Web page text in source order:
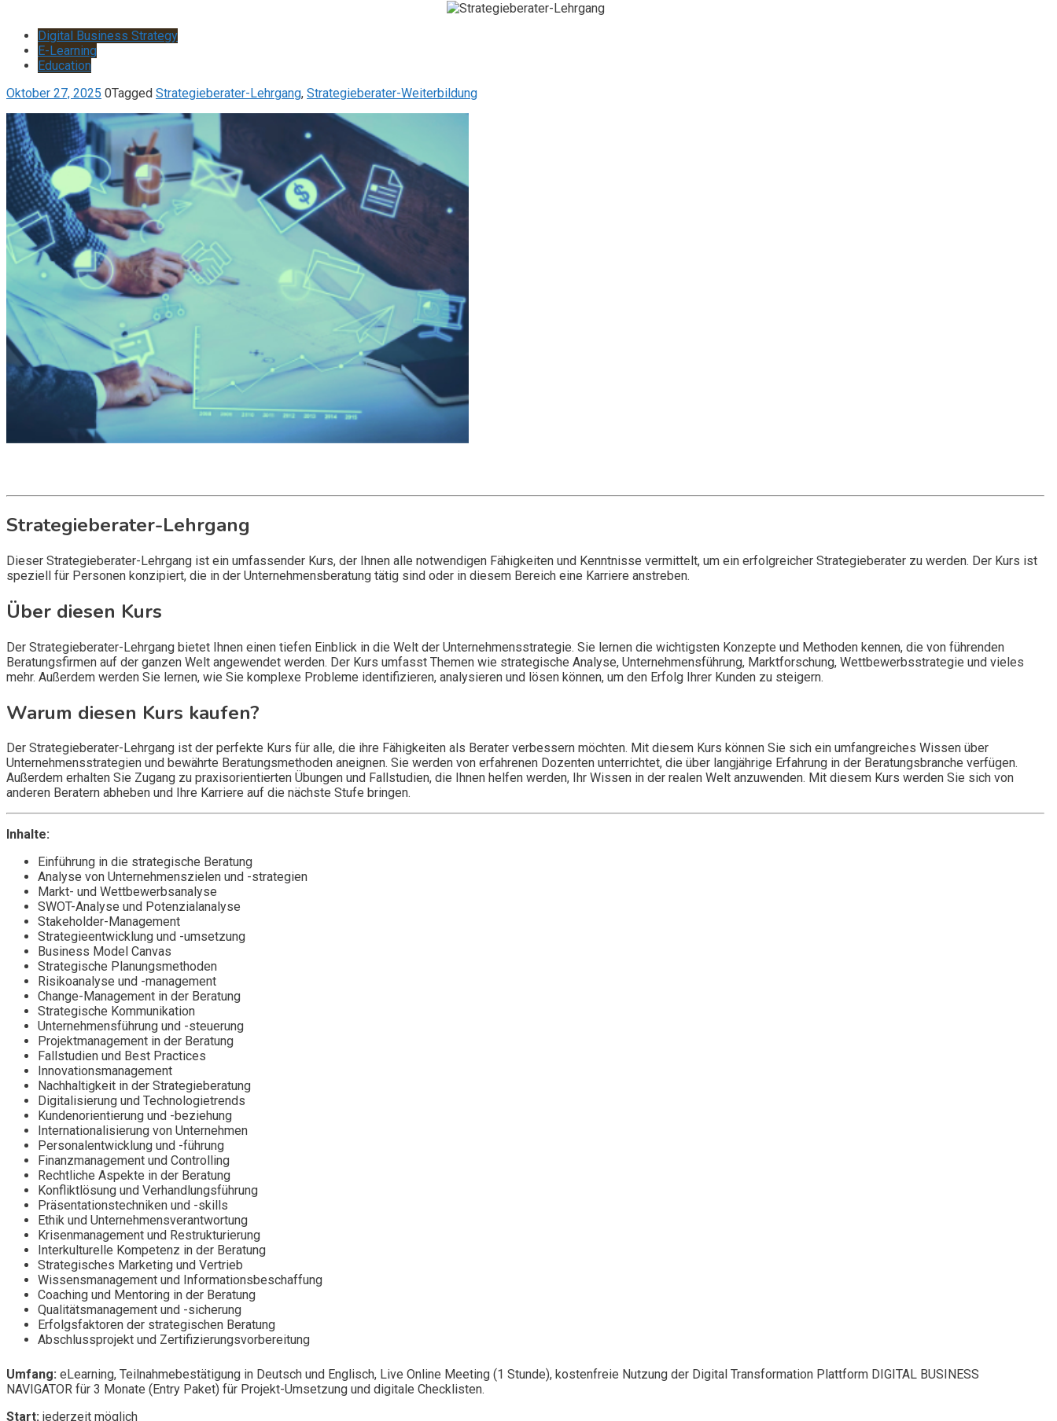
Digital Business Strategy
E-Learning
Education
Oktober 27, 2025 0Tagged Strategieberater-Lehrgang, Strategieberater-Weiterbildung
Strategieberater-Lehrgang
Dieser Strategieberater-Lehrgang ist ein umfassender Kurs, der Ihnen alle notwendigen Fähigkeiten und Kenntnisse vermittelt, um ein erfolgreicher Strategieberater zu werden. Der Kurs ist
speziell für Personen konzipiert, die in der Unternehmensberatung tätig sind oder in diesem Bereich eine Karriere anstreben.
Über diesen Kurs
Der Strategieberater-Lehrgang bietet Ihnen einen tiefen Einblick in die Welt der Unternehmensstrategie. Sie lernen die wichtigsten Konzepte und Methoden kennen, die von führenden
Beratungsfirmen auf der ganzen Welt angewendet werden. Der Kurs umfasst Themen wie strategische Analyse, Unternehmensführung, Marktforschung, Wettbewerbsstrategie und vieles
mehr. Außerdem werden Sie lernen, wie Sie komplexe Probleme identifizieren, analysieren und lösen können, um den Erfolg Ihrer Kunden zu steigern.
Warum diesen Kurs kaufen?
Der Strategieberater-Lehrgang ist der perfekte Kurs für alle, die ihre Fähigkeiten als Berater verbessern möchten. Mit diesem Kurs können Sie sich ein umfangreiches Wissen über
Unternehmensstrategien und bewährte Beratungsmethoden aneignen. Sie werden von erfahrenen Dozenten unterrichtet, die über langjährige Erfahrung in der Beratungsbranche verfügen.
Außerdem erhalten Sie Zugang zu praxisorientierten Übungen und Fallstudien, die Ihnen helfen werden, Ihr Wissen in der realen Welt anzuwenden. Mit diesem Kurs werden Sie sich von
anderen Beratern abheben und Ihre Karriere auf die nächste Stufe bringen.
Inhalte:
Einführung in die strategische Beratung
Analyse von Unternehmenszielen und -strategien
Markt- und Wettbewerbsanalyse
SWOT-Analyse und Potenzialanalyse
Stakeholder-Management
Strategieentwicklung und -umsetzung
Business Model Canvas
Strategische Planungsmethoden
Risikoanalyse und -management
Change-Management in der Beratung
Strategische Kommunikation
Unternehmensführung und -steuerung
Projektmanagement in der Beratung
Fallstudien und Best Practices
Innovationsmanagement
Nachhaltigkeit in der Strategieberatung
Digitalisierung und Technologietrends
Kundenorientierung und -beziehung
Internationalisierung von Unternehmen
Personalentwicklung und -führung
Finanzmanagement und Controlling
Rechtliche Aspekte in der Beratung
Konfliktlösung und Verhandlungsführung
Präsentationstechniken und -skills
Ethik und Unternehmensverantwortung
Krisenmanagement und Restrukturierung
Interkulturelle Kompetenz in der Beratung
Strategisches Marketing und Vertrieb
Wissensmanagement und Informationsbeschaffung
Coaching und Mentoring in der Beratung
Qualitätsmanagement und -sicherung
Erfolgsfaktoren der strategischen Beratung
Abschlussprojekt und Zertifizierungsvorbereitung
Umfang: eLearning, Teilnahmebestätigung in Deutsch und Englisch, Live Online Meeting (1 Stunde), kostenfreie Nutzung der Digital Transformation Plattform DIGITAL BUSINESS
NAVIGATOR für 3 Monate (Entry Paket) für Projekt-Umsetzung und digitale Checklisten.
Start: jederzeit möglich